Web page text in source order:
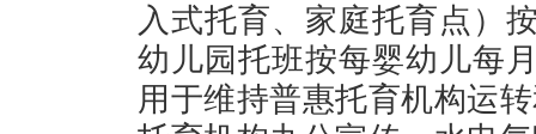
入式托育、家庭托育点）
幼儿园托班按每婴幼儿每
用于维持普惠托育机构运